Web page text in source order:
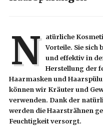
N
atürliche
Vorteile. Sie sich
und effektiv in
Herstellung der
Haarmasken und
können wir Kräuter und
verwenden. Dank der
werden die Haarsträhnen
Feuchtigkeit versorgt.